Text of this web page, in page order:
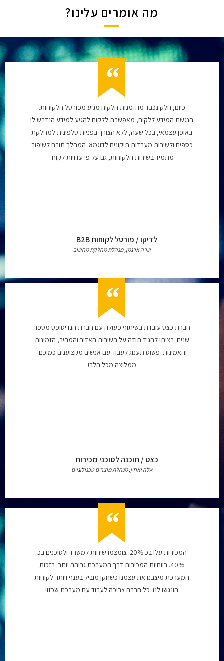
מה אומרים עלינו?
כיום, חלק נכבד מהזמנות הלקוח מגיע מפורטל הלקוחות.
הנגשת המידע ללקוח, מאפשרת ללקוח להגיע למידע הנדרש לו
באופן עצמאי, בכל שעה, ללא הצורך בפניות טלפונית למחלקת
כספים ולשירות מעבדות תיקונים לדוגמא. המהלך תורם לשיפור
מתמיד בשירות הלקוחות, גם על פי עדויות לקוח.
לדיקו / פורטל לקוחות B2B
שרה ארגמן, מנהלת מחלקת מחשוב
חברת כצט עובדת בשיתוף פעולה עם חברת הנדיסופט מספר
שנים. רציתי להגיד תודה על השירות האדיב והמהיר, הזמינות
והאמינות. פשוט תענוג לעבוד עם אנשים מקצוענים כמוכם.
ממליצה מכל הלב!
כצט / תוכנה לסוכני מכירות
אלה יאחין, מנהלת מוצרים טכנולוגיים
המכירות עלו בכ 20%. צומצמו שיחות למשרד ולסוכנים בכ
40%. רווחיות המכירות דרך המערכת גבוהה יותר. בזכות
המערכת מיצבנו את עצמנו כשחקן מוביל בענף ויותר לקוחות
הונגשו לנו. כל חברה צריכה לעבוד עם מערכת שכזו!